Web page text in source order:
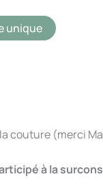
unique
couture (merci
à la